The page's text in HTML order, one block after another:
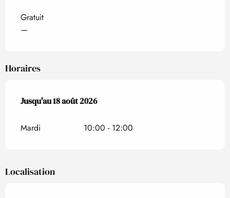
Gratuit
—
Horaires
Du14 juillet 2026au18 août 2026
Jusqu'au18 août 2026
Mardi 10:00 - 12:00
Localisation